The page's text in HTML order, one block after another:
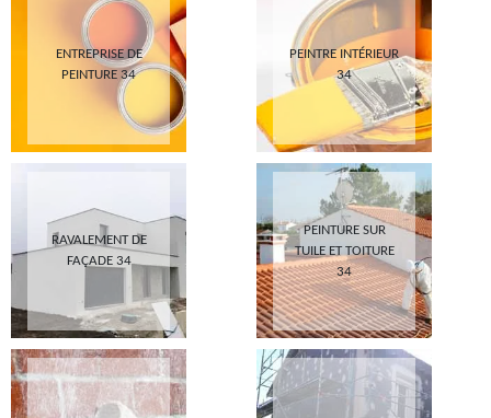
ENTREPRISE DE
PEINTURE 34
PEINTRE INTÉRIEUR
34
RAVALEMENT DE
FAÇADE 34
PEINTURE SUR
TUILE ET TOITURE
34